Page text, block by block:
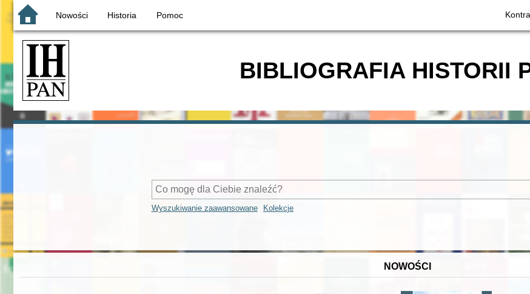
Nowości Historia Pomoc
BIBLIOGRAFIA HISTORII
Wyszukiwanie zaawansowane Kolekcje
NOWOŚCI